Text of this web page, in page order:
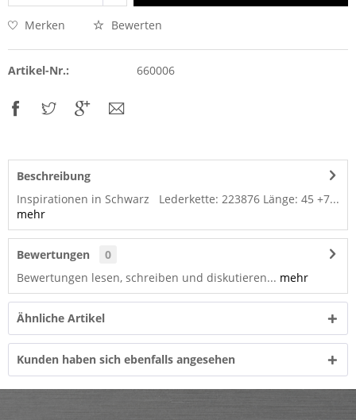
Merken Bewerten
Artikel-Nr.: 660006
Beschreibung
Inspirationen in Schwarz Lederkette: 223876 Länge: 45 +7...
mehr
Bewertungen
0
Bewertungen lesen, schreiben und diskutieren... mehr
Ähnliche Artikel
Kunden haben sich ebenfalls angesehen